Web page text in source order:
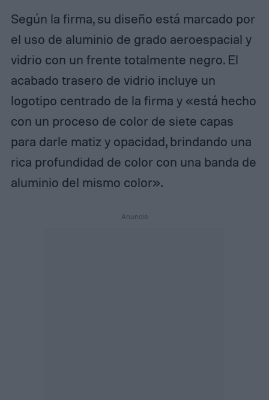
Según la firma, su diseño está marcado por
el uso de aluminio de grado aeroespacial y
vidrio con un frente totalmente negro. El
acabado trasero de vidrio incluye un
logotipo centrado de la firma y «está hecho
con un proceso de color de siete capas
para darle matiz y opacidad, brindando una
rica profundidad de color con una banda de
aluminio del mismo color».